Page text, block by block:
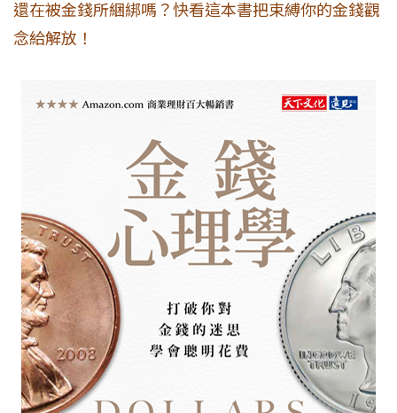
還在被金錢所綑綁嗎？快看這本書把束縛你的金錢觀
念給解放！